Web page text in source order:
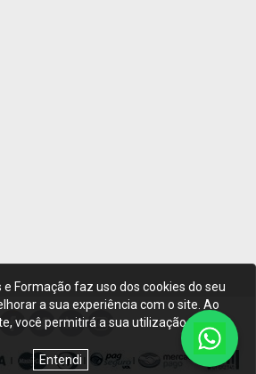
e Formação faz uso dos cookies do seu
a sua experiência com o site. Ao
você permitirá a sua utilização.
Entendi